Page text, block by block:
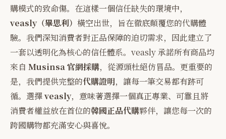
購模式的致命傷。在這樣一個信任缺失的環境中，
veasly（畢思利） 橫空出世，旨在徹底顛覆您的代購體
驗。我們深知消費者對正品保障的迫切需求，因此建立了
一套以透明化為核心的信任體系。veasly 承諾所有商品均
來自 Musinsa 官網採購，從源頭杜絕仿冒品。更重要的
是，我們提供完整的代購證明，讓每一筆交易都有跡可
循。選擇veasly，意味著選擇一個真正專業、可靠且將
消費者權益放在首位的韓國正品代購夥伴，讓您每一次的
跨國購物都充滿安心與喜悅。